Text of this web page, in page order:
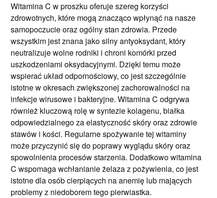
Witamina C w proszku oferuje szereg korzyści
zdrowotnych, które mogą znacząco wpłynąć na nasze
samopoczucie oraz ogólny stan zdrowia. Przede
wszystkim jest znana jako silny antyoksydant, który
neutralizuje wolne rodniki i chroni komórki przed
uszkodzeniami oksydacyjnymi. Dzięki temu może
wspierać układ odpornościowy, co jest szczególnie
istotne w okresach zwiększonej zachorowalności na
infekcje wirusowe i bakteryjne. Witamina C odgrywa
również kluczową rolę w syntezie kolagenu, białka
odpowiedzialnego za elastyczność skóry oraz zdrowie
stawów i kości. Regularne spożywanie tej witaminy
może przyczynić się do poprawy wyglądu skóry oraz
spowolnienia procesów starzenia. Dodatkowo witamina
C wspomaga wchłanianie żelaza z pożywienia, co jest
istotne dla osób cierpiących na anemię lub mających
problemy z niedoborem tego pierwiastka.